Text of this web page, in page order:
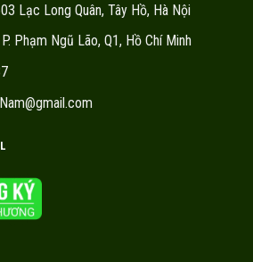
Lạc Long Quân, Tây Hồ, Hà Nội
Phạm Ngũ Lão, Q1, Hồ Chí Minh